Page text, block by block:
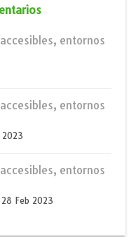
entornos
entornos
entornos
28 Feb 2023